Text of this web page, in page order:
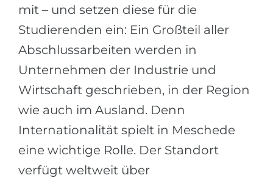
mit – und setzen diese für die
Studierenden ein: Ein Großteil aller
Abschlussarbeiten werden in
Unternehmen der Industrie und
Wirtschaft geschrieben, in der Region
wie auch im Ausland. Denn
Internationalität spielt in Meschede
eine wichtige Rolle. Der Standort
verfügt weltweit über